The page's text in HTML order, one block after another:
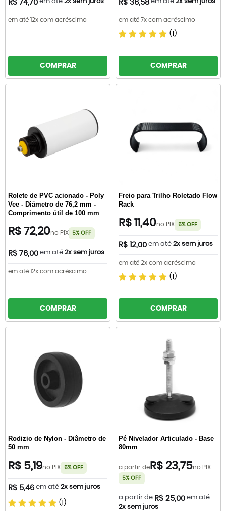
R$ 74,70
em até 12x com acréscimo
COMPRAR
R$ 36,58
em até 7x com acréscimo
(1)
COMPRAR
Rolete de PVC acionado - Poly
Vee - Diâmetro de 76,2 mm -
Comprimento útil de 100 mm
R$ 72,20no PIX 5% OFF
R$ 76,00 em até 2x sem juros
em até 12x com acréscimo
COMPRAR
Freio para Trilho Roletado Flow
Rack
R$ 11,40no PIX 5% OFF
R$ 12,00 em até 2x sem juros
em até 2x com acréscimo
(1)
COMPRAR
Rodizio de Nylon - Diâmetro de
50 mm
R$ 5,19no PIX 5% OFF
R$ 5,46 em até 2x sem juros
(1)
Pé Nivelador Articulado - Base
80mm
a partir de R$ 23,75no PIX
5% OFF
a partir de R$ 25,00 em até
2x sem juros